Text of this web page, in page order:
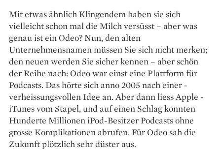
Mit etwas ähnlich Klingendem haben sie sich
vielleicht schon mal die Milch versüsst – aber was
genau ist ein Odeo? Nun, den alten
Unternehmensnamen müssen Sie sich nicht merken;
den neuen werden Sie sicher kennen – aber schön
der ­Reihe nach: Odeo war einst eine Plattform für
Podcasts. Das hörte sich anno 2005 nach einer ­
verheissungsvollen Idee an. Aber dann liess Apple ­
iTunes vom Stapel, und auf einen Schlag konnten
Hunderte Millionen iPod-Besitzer Podcasts ohne
grosse Komplikationen abrufen. Für Odeo sah die
Zukunft plötzlich sehr ­düster aus.